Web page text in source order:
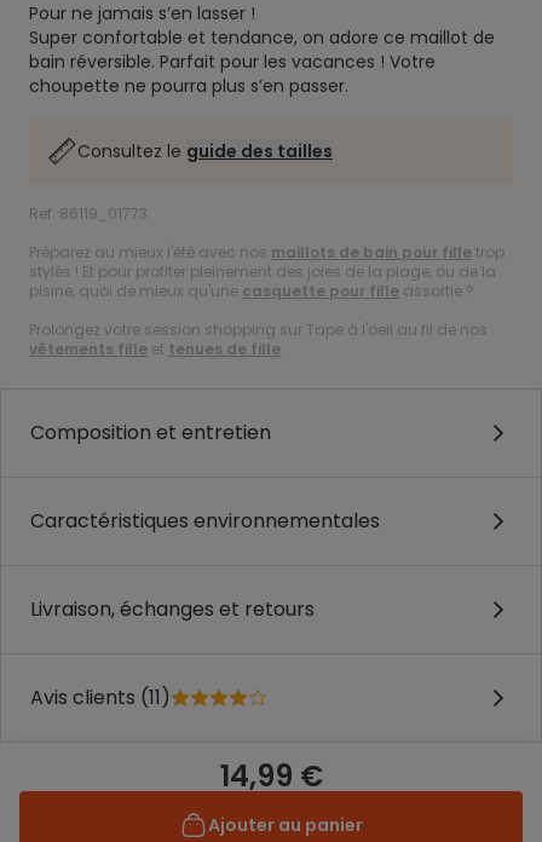
Pour ne jamais s’en lasser !
Super confortable et tendance, on adore ce maillot de
bain réversible. Parfait pour les vacances ! Votre
choupette ne pourra plus s’en passer.
Consultez le guide des tailles
Ref. 86119_01773
Préparez au mieux l'été avec nos maillots de bain pour filletrop
stylés ! Et pour profiter pleinement des joies de la plage, ou de la
pisine, quoi de mieux qu'une casquette pour fille assortie ?
Prolongez votre session shopping sur Tape à l'oeil au fil de nos
vêtements fille et tenues de fille.
Composition et entretien
Caractéristiques environnementales
Livraison, échanges et retours
Avis clients (11)
14,99 €
Ajouter au panier